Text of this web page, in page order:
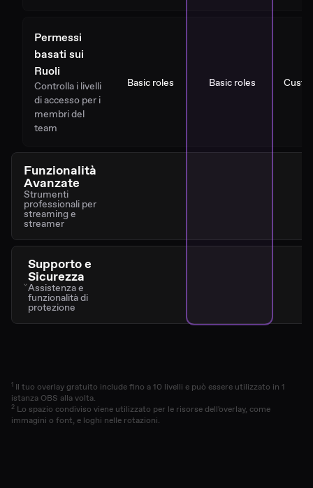
Permessi
basati sui
Ruoli
Controlla i livelli
di accesso per i
membri del
team
Basic roles Basic roles
Funzionalità
Avanzate
Strumenti
professionali per
streaming e
streamer
Supporto e
Sicurezza
Assistenza e
funzionalità di
protezione
1 Il tuo overlay gratuito include fino a 10 livelli e può essere utilizzato in 1
istanza OBS alla volta.
2 Lo spazio condiviso viene utilizzato per le risorse dell'overlay, come
immagini o font, e loghi nelle rotazioni.